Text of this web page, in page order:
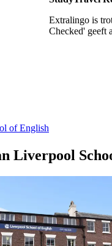
Extralingo is
Checked' geeft
of English
Liverpool